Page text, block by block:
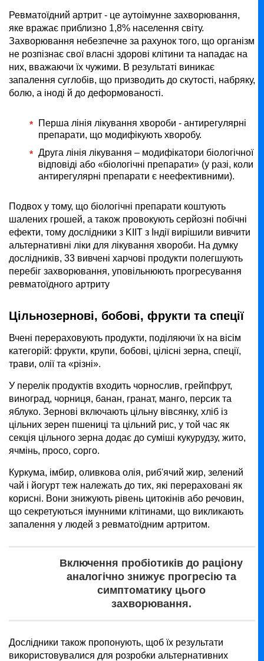
Ревматоїдний артрит - це аутоімунне захворювання,
яке вражає приблизно 1,8% населення світу.
Захворювання небезпечне за рахунок того, що організм
не розпізнає свої власні здорові клітини та нападає на
них, вважаючи їх чужими. В результаті виникає
запалення суглобів, що призводить до скутості, набряку,
болю, а іноді й до деформованості.
Перша лінія лікування хвороби - антирегулярні
препарати, що модифікують хворобу.
Друга лінія лікування – модифікатори біологічної
відповіді або «біологічні препарати» (у разі, коли
антирегулярні препарати є неефективними).
Подвох у тому, що біологічні препарати коштують
шалених грошей, а також провокують серйозні побічні
ефекти, тому дослідники з KIIT з Індії вирішили вивчити
альтернативні ліки для лікування хвороби. На думку
дослідників, 33 вивчені харчові продукти полегшують
перебіг захворювання, уповільнюють прогресування
ревматоїдного артриту
Цільнозернові, бобові, фрукти та спеції
Вчені перераховують продукти, поділяючи їх на вісім
категорій: фрукти, крупи, бобові, цілісні зерна, спеції,
трави, олії та «різні».
У перелік продуктів входить чорнослив, грейпфрут,
виноград, чорниця, банан, гранат, манго, персик та
яблуко. Зернові включають цільну вівсянку, хліб із
цільних зерен пшениці та цільний рис, у той час як
секція цільного зерна додає до суміші кукурудзу, жито,
ячмінь, просо, сорго.
Куркума, імбир, оливкова олія, риб'ячий жир, зелений
чай і йогурт теж належать до тих, які перераховані як
корисні. Вони знижують рівень цитокінів або речовин,
що секретуються імунними клітинами, що викликають
запалення у людей з ревматоїдним артритом.
Включення пробіотиків до раціону
аналогічно знижує прогресію та
симптоматику цього
захворювання.
Дослідники також пропонують, щоб їх результати
використовувалися для розробки альтернативних